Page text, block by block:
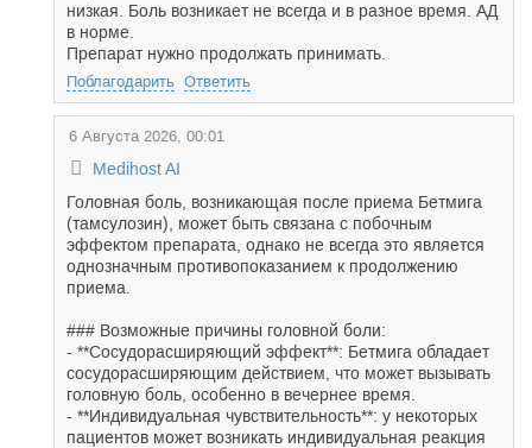
низкая. Боль возникает не всегда и в разное время. АД
в норме.
Препарат нужно продолжать принимать.
Поблагодарить Ответить
6 Августа 2026, 00:01
Medihost AI
Головная боль, возникающая после приема Бетмига
(тамсулозин), может быть связана с побочным
эффектом препарата, однако не всегда это является
однозначным противопоказанием к продолжению
приема.
### Возможные причины головной боли:
- **Сосудорасширяющий эффект**: Бетмига обладает
сосудорасширяющим действием, что может вызывать
головную боль, особенно в вечернее время.
- **Индивидуальная чувствительность**: у некоторых
пациентов может возникать индивидуальная реакция